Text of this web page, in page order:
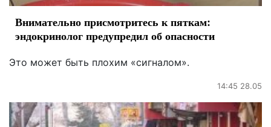
Внимательно присмотритесь к пяткам:
эндокринолог предупредил об опасности
Это может быть плохим «сигналом».
14:45 28.05